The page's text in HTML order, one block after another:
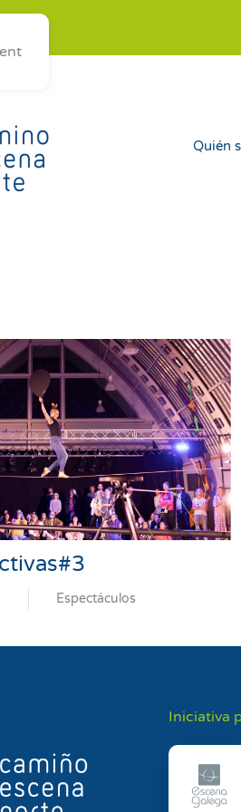
Quién
Espectáculos
Iniciativa